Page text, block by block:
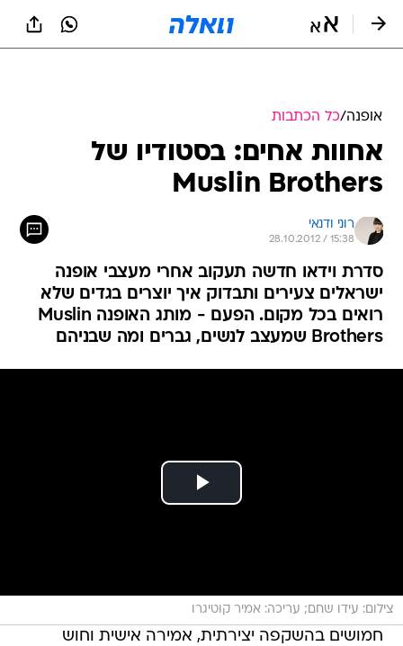
אופנה/כל הכתבות
אחוות אחים: בסטודיו של
Muslin Brothers
רוני ודנאי
28.10.2012 / 15:38
סדרת וידאו חדשה תעקוב אחרי מעצבי אופנה
ישראלים צעירים ותבדוק איך יוצרים בגדים שלא
רואים בכל מקום. הפעם - מותג האופנה Muslin
Brothers שמעצב לנשים, גברים ומה שבניהם
צילום: עידו שחם; עריכה: אמיר קוטיגרו
חמושים בהשקפה יצירתית, אמירה אישית וחוש